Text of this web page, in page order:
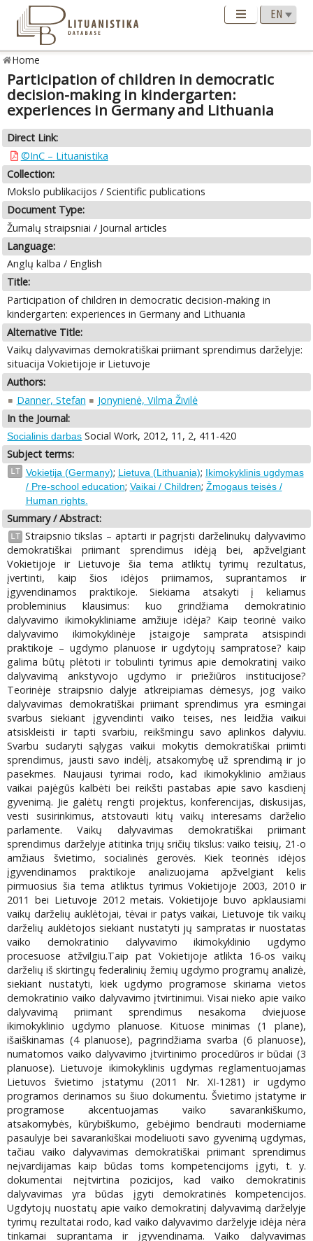
Home
Participation of children in democratic
decision-making in kindergarten:
experiences in Germany and Lithuania
Direct Link:
©InC – Lituanistika
Collection:
Mokslo publikacijos / Scientific publications
Document Type:
Žurnalų straipsniai / Journal articles
Language:
Anglų kalba / English
Title:
Participation of children in democratic decision-making in
kindergarten: experiences in Germany and Lithuania
Alternative Title:
Vaikų dalyvavimas demokratiškai priimant sprendimus darželyje:
situacija Vokietijoje ir Lietuvoje
Authors:
Danner, Stefan
Jonynienė, Vilma Živilė
In the Journal:
Socialinis darbas Social Work, 2012, 11, 2, 411-420
Subject terms:
LT Vokietija (Germany); Lietuva (Lithuania); Ikimokyklinis ugdymas
/ Pre-school education; Vaikai / Children; Žmogaus teisės /
Human rights.
Summary / Abstract:
LT Straipsnio tikslas – aptarti ir pagrįsti darželinukų dalyvavimo
demokratiškai priimant sprendimus idėją bei, apžvelgiant
Vokietijoje ir Lietuvoje šia tema atliktų tyrimų rezultatus,
įvertinti, kaip šios idėjos priimamos, suprantamos ir
įgyvendinamos praktikoje. Siekiama atsakyti į keliamus
probleminius klausimus: kuo grindžiama demokratinio
dalyvavimo ikimokykliniame amžiuje idėja? Kaip teorinė vaiko
dalyvavimo ikimokyklinėje įstaigoje samprata atsispindi
praktikoje – ugdymo planuose ir ugdytojų sampratose? kaip
galima būtų plėtoti ir tobulinti tyrimus apie demokratinį vaiko
dalyvavimą ankstyvojo ugdymo ir priežiūros institucijose?
Teorinėje straipsnio dalyje atkreipiamas dėmesys, jog vaiko
dalyvavimas demokratiškai priimant sprendimus yra esmingai
svarbus siekiant įgyvendinti vaiko teises, nes leidžia vaikui
atsiskleisti ir tapti svarbiu, reikšmingu savo aplinkos dalyviu.
Svarbu sudaryti sąlygas vaikui mokytis demokratiškai priimti
sprendimus, jausti savo indėlį, atsakomybę už sprendimą ir jo
pasekmes. Naujausi tyrimai rodo, kad ikimokyklinio amžiaus
vaikai pajėgūs kalbėti bei reikšti pastabas apie savo kasdienį
gyvenimą. Jie galėtų rengti projektus, konferencijas, diskusijas,
vesti susirinkimus, atstovauti kitų vaikų interesams darželio
parlamente. Vaikų dalyvavimas demokratiškai priimant
sprendimus darželyje atitinka trijų sričių tikslus: vaiko teisių, 21-o
amžiaus švietimo, socialinės gerovės. Kiek teorinės idėjos
įgyvendinamos praktikoje analizuojama apžvelgiant kelis
pirmuosius šia tema atliktus tyrimus Vokietijoje 2003, 2010 ir
2011 bei Lietuvoje 2012 metais. Vokietijoje buvo apklausiami
vaikų darželių auklėtojai, tėvai ir patys vaikai, Lietuvoje tik vaikų
darželių auklėtojos siekiant nustatyti jų sampratas ir nuostatas
vaiko demokratinio dalyvavimo ikimokyklinio ugdymo
procesuose atžvilgiu.Taip pat Vokietijoje atlikta 16-os vaikų
darželių iš skirtingų federalinių žemių ugdymo programų analizė,
siekiant nustatyti, kiek ugdymo programose skiriama vietos
demokratinio vaiko dalyvavimo įtvirtinimui. Visai nieko apie vaiko
dalyvavimą priimant sprendimus nesakoma dviejuose
ikimokyklinio ugdymo planuose. Kituose minimas (1 plane),
išaiškinamas (4 planuose), pagrindžiama svarba (6 planuose),
numatomos vaiko dalyvavimo įtvirtinimo procedūros ir būdai (3
planuose). Lietuvoje ikimokyklinis ugdymas reglamentuojamas
Lietuvos švietimo įstatymu (2011 Nr. XI-1281) ir ugdymo
programos derinamos su šiuo dokumentu. Švietimo įstatyme ir
programose akcentuojamas vaiko savarankiškumo,
atsakomybės, kūrybiškumo, gebėjimo bendrauti moderniame
pasaulyje bei savarankiškai modeliuoti savo gyvenimą ugdymas,
tačiau vaiko dalyvavimas demokratiškai priimant sprendimus
neįvardijamas kaip būdas toms kompetencijoms įgyti, t. y.
dokumentai neįtvirtina pozicijos, kad vaiko demokratinis
dalyvavimas yra būdas įgyti demokratinės kompetencijos.
Ugdytojų nuostatų apie vaiko demokratinį dalyvavimą darželyje
tyrimų rezultatai rodo, kad vaiko dalyvavimo darželyje idėja nėra
tinkamai suprantama ir įgyvendinama. Vaiko dalyvavimas